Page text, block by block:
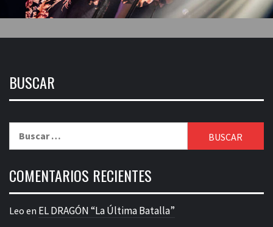
BUSCAR
COMENTARIOS RECIENTES
Leo en EL DRAGÓN “La Última Batalla”